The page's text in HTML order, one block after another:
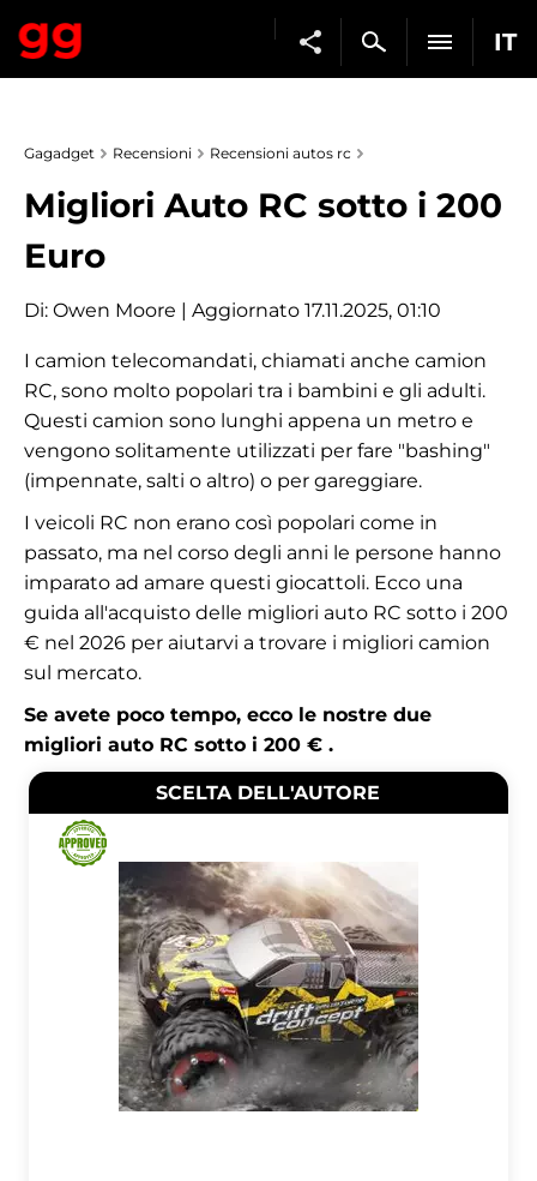
IT
Gagadget Recensioni Recensioni autos rc
Migliori Auto RC sotto i 200
Euro
Di: Owen Moore | Aggiornato 17.11.2025, 01:10
I camion telecomandati, chiamati anche camion
RC, sono molto popolari tra i bambini e gli adulti.
Questi camion sono lunghi appena un metro e
vengono solitamente utilizzati per fare "bashing"
(impennate, salti o altro) o per gareggiare.
I veicoli RC non erano così popolari come in
passato, ma nel corso degli anni le persone hanno
imparato ad amare questi giocattoli. Ecco una
guida all'acquisto delle migliori auto RC sotto i 200
€ nel 2026 per aiutarvi a trovare i migliori camion
sul mercato.
Se avete poco tempo, ecco le nostre due
migliori auto RC sotto i 200 € .
SCELTA DELL'AUTORE